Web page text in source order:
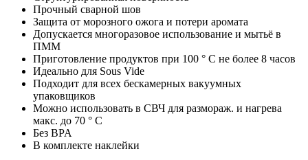
Прочный сварной шов
Защита от морозного ожога и потери аромата
Допускается многоразовое использование и мытьё в
ПММ
Приготовление продуктов при 100 ° C не более 8 часов
Идеально для Sous Vide
Подходит для всех бескамерных вакуумных
упаковщиков
Можно использовать в СВЧ для размораж. и нагрева
макс. до 70 ° C
Без BPA
В комплекте наклейки